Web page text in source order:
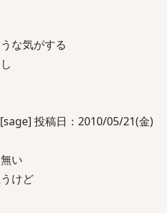
な気がする
投稿日：2010/05/21(金)
い
けど